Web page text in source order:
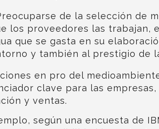
de la selección de
los proveedores las trabajan,
que se gasta en su
y también al prestigio de
en pro del
clave para las
y ventas.
según una encuesta de